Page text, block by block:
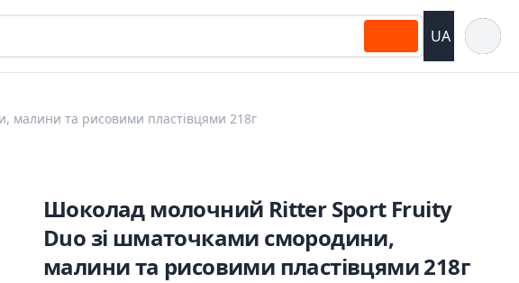
UA
та рисовими пластівцями 218г
Шоколад молочний Ritter Sport Fruity
Duo зі шматочками смородини,
малини та рисовими пластівцями 218г